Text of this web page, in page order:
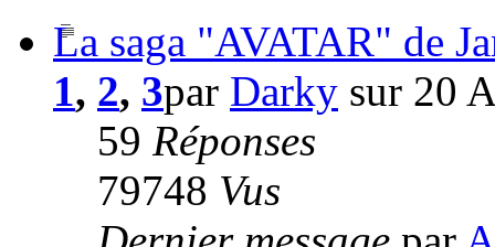
La saga "AVATAR" de
1, 2, 3par Darky sur 20
59 Réponses
79748 Vus